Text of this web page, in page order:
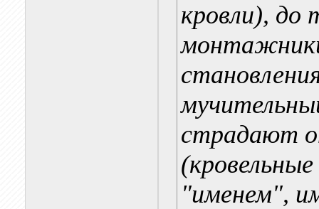
кровли), до
страдают
"именем",